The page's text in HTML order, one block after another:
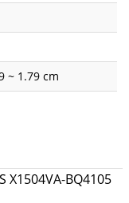
~ 1.79 cm
X1504VA-BQ4105